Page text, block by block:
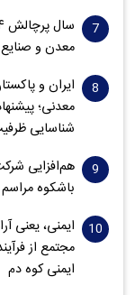
معدن و
ایران و
معدنی؛
شناسایی
هم‌افزایی
باشکوه
ایمنی، یعنی
مجتمع از
ایمنی کوه دم